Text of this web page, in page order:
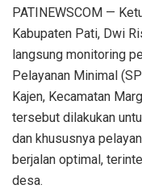
PATINEWSCOM —
Kabupaten Pati, Dwi
langsung monitoring
Pelayanan Minimal
Kajen, Kecamatan
tersebut dilakukan
dan khususnya
berjalan optimal,
desa.